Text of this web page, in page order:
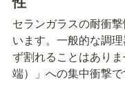
セランガラスの耐衝
います。一般的な調
ず割れることはあり
端）」への集中衝撃で